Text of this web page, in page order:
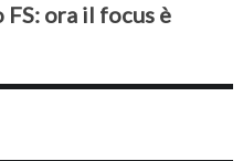
FS: ora il focus è